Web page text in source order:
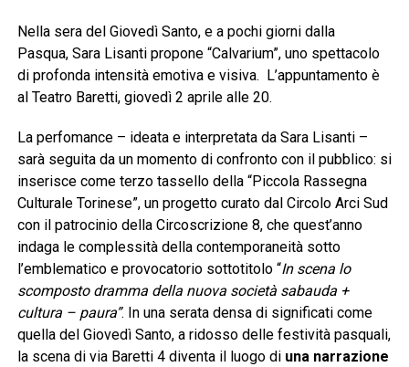
Nella sera del Giovedì Santo, e a pochi giorni dalla
Pasqua, Sara Lisanti propone “Calvarium”, uno spettacolo
di profonda intensità emotiva e visiva. L’appuntamento è
al Teatro Baretti, giovedì 2 aprile alle 20.
La perfomance – ideata e interpretata da Sara Lisanti –
sarà seguita da un momento di confronto con il pubblico: si
inserisce come terzo tassello della “Piccola Rassegna
Culturale Torinese”, un progetto curato dal Circolo Arci Sud
con il patrocinio della Circoscrizione 8, che quest’anno
indaga le complessità della contemporaneità sotto
l’emblematico e provocatorio sottotitolo “In scena lo
scomposto dramma della nuova società sabauda +
cultura – paura”. In una serata densa di significati come
quella del Giovedì Santo, a ridosso delle festività pasquali,
la scena di via Baretti 4 diventa il luogo di una narrazione